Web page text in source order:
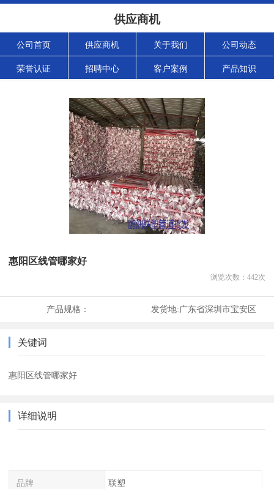
供应商机
公司首页 供应商机 关于我们 公司动态
荣誉认证 招聘中心 客户案例 产品知识
惠阳区线管哪家好
浏览次数： 442次
产品规格： 发货地:广东省深圳市宝安区
关键词
惠阳区线管哪家好
详细说明
品牌 联塑